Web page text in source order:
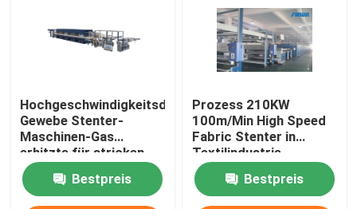
Hochgeschwindigkeitsdoppelschicht-
Gewebe Stenter-
Maschinen-Gas
erhitzte für stricken
Gewebe
Bestpreis
Prozess 210KW
100m/Min High Speed
Fabric Stenter in
Textilindustrie
2800mm
Bestpreis